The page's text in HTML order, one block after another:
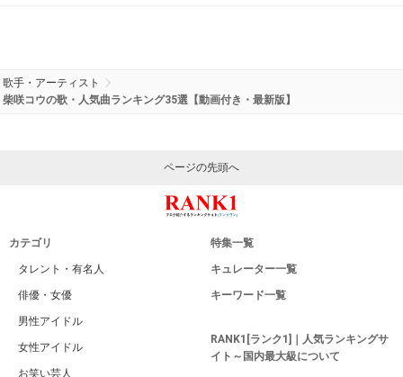
歌手・アーティスト
柴咲コウの歌・人気曲ランキング35選【動画付き・最新版】
ページの先頭へ
カテゴリ
タレント・有名人
俳優・女優
男性アイドル
女性アイドル
お笑い芸人
特集一覧
キュレーター一覧
キーワード一覧
RANK1[ランク1]｜人気ランキングサ
イト～国内最大級について